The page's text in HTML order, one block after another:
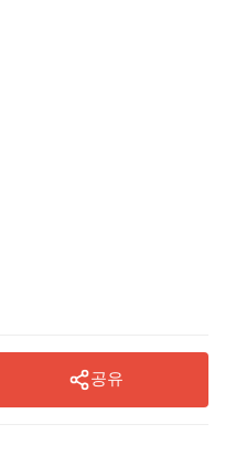
공유